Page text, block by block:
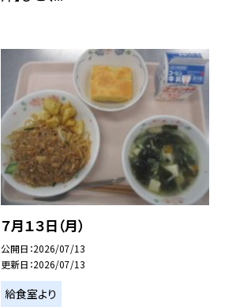
７月１３日（月）
公開日 2026/07/13
更新日 2026/07/13
給食室より